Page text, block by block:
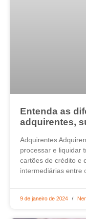
Entenda as
adquirentes,
Adquirentes
processar e liquidar
cartões de crédito e
intermediárias entre
9 de janeiro de 2024